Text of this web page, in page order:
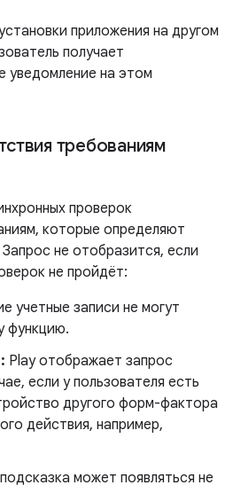
приложения на другом
получает
на этом
требованиям
проверок
которые определяют
не отобразится, если
не пройдёт:
учетные записи не могут
функцию.
Play отображает запрос
если у пользователя есть
другого форм-фактора
действия, например,
может появляться не